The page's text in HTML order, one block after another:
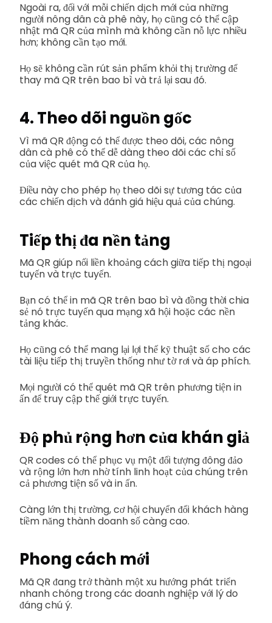
Ngoài ra, đối với mỗi chiến dịch mới của những
người nông dân cà phê này, họ cũng có thể cập
nhật mã QR của mình mà không cần nỗ lực nhiều
hơn; không cần tạo mới.
Họ sẽ không cần rút sản phẩm khỏi thị trường để
thay mã QR trên bao bì và trả lại sau đó.
4. Theo dõi nguồn gốc
Vì mã QR động có thể được theo dõi, các nông
dân cà phê có thể dễ dàng theo dõi các chỉ số
của việc quét mã QR của họ.
Điều này cho phép họ theo dõi sự tương tác của
các chiến dịch và đánh giá hiệu quả của chúng.
Tiếp thị đa nền tảng
Mã QR giúp nối liền khoảng cách giữa tiếp thị ngoại
tuyến và trực tuyến.
Bạn có thể in mã QR trên bao bì và đồng thời chia
sẻ nó trực tuyến qua mạng xã hội hoặc các nền
tảng khác.
Họ cũng có thể mang lại lợi thế kỹ thuật số cho các
tài liệu tiếp thị truyền thống như tờ rơi và áp phích.
Mọi người có thể quét mã QR trên phương tiện in
ấn để truy cập thế giới trực tuyến.
Độ phủ rộng hơn của khán giả
QR codes có thể phục vụ một đối tượng đông đảo
và rộng lớn hơn nhờ tính linh hoạt của chúng trên
cả phương tiện số và in ấn.
Càng lớn thị trường, cơ hội chuyển đổi khách hàng
tiềm năng thành doanh số càng cao.
Phong cách mới
Mã QR đang trở thành một xu hướng phát triển
nhanh chóng trong các doanh nghiệp với lý do
đáng chú ý.